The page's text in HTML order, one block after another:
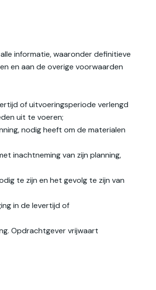
informatie, waaronder definitieve
en aan de overige voorwaarden
of uitvoeringsperiode verlengd
uit te voeren;
nodig heeft om de materialen
inachtneming van zijn planning,
te zijn en het gevolg te zijn van
in de levertijd of
Opdrachtgever vrijwaart